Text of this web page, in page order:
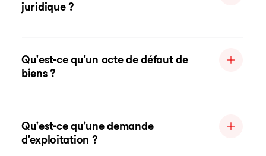
juridique ?
Qu'est-ce qu'un acte de défaut de
biens ?
Qu'est-ce qu'une demande
d'exploitation ?